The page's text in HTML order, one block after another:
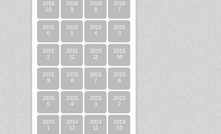
2016
10
2016
9
2016
8
2016
7
2016
6
2016
5
2016
4
2016
3
2016
2
2015
12
2015
11
2015
10
2015
9
2015
8
2015
7
2015
6
2015
5
2015
4
2015
3
2015
2
2015
1
2014
12
2014
11
2014
10